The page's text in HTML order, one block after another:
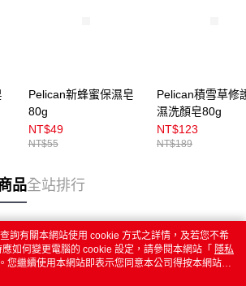
Pelican新蜂蜜保濕皂
80g
NT$49
NT$55
Pelican積雪草修
濕洗顏皂80g
NT$123
NT$189
品全站排行
詢有關本網站使用 cookie 方式之詳情，及若您不希
如何變更電腦的 cookie 設定，請參閱本網站「 隱私
您繼續使用本網站即表示您同意本公司得按本網站使
cookie。